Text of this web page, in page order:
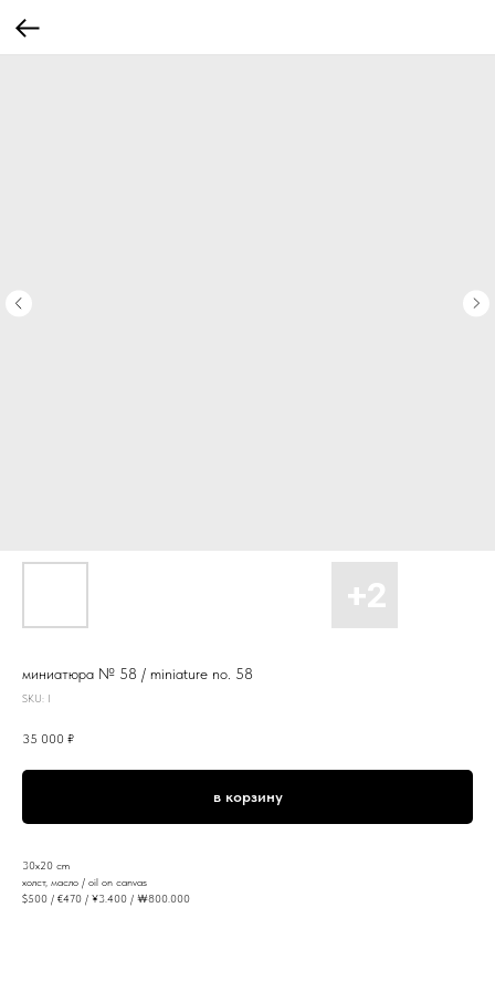
миниатюра № 58 / miniature no. 58
SKU: I
35 000 ₽
в корзину
30x20 cm
холст, масло / oil on canvas
$500 / €470 / ¥3.400 / ￦800.000